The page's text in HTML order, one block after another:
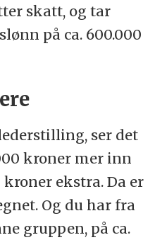
skatt, og tar
på ca. 600.000
ser det
kroner mer inn
kroner ekstra. Da er
Og du har fra
gruppen, på ca.